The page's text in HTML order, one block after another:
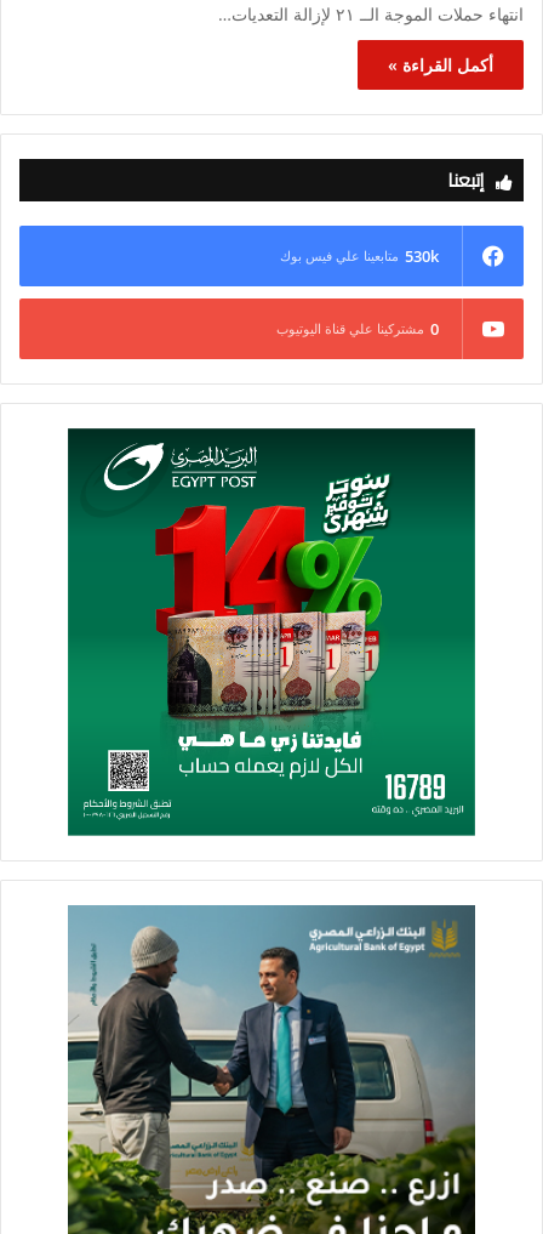
انتهاء حملات الموجة الــ ٢١ لإزالة التعديات…
أكمل القراءة »
إتبعنا
530k متابعينا علي فيس بوك
0 مشتركينا علي قناة اليوتيوب